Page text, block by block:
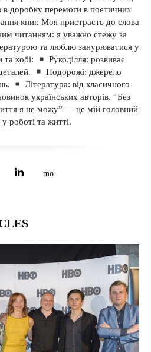
доробку перемоги в поетичних
книг. Моя пристрасть до слова
читанням: я уважно стежу за
та люблю занурюватися у
та хобі:
Рукоділля: розвиває
Подорожі: джерело
Література: від класичного
українських авторів. “Без
я не можу” — це мій головний
роботі та житті.